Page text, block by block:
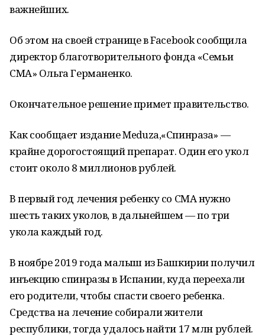
важнейших.
Об этом на своей странице в Facebook сообщила
директор благотворительного фонда «Семьи
СМА» Ольга Германенко.
Окончательное решение примет правительство.
Как сообщает издание Meduza,«Спинраза» —
крайне дорогостоящий препарат. Один его укол
стоит около 8 миллионов рублей.
В первый год лечения ребенку со СМА нужно
шесть таких уколов, в дальнейшем — по три
укола каждый год.
В ноябре 2019 года малыш из Башкирии получил
инъекцию спинразы в Испании, куда переехали
его родители, чтобы спасти своего ребенка.
Средства на лечение собирали жители
республики, тогда удалось найти 17 млн рублей.